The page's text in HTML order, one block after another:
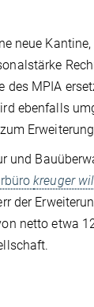
neue
des MPIA
ebenfalls
und
kreuger
der
netto etwa